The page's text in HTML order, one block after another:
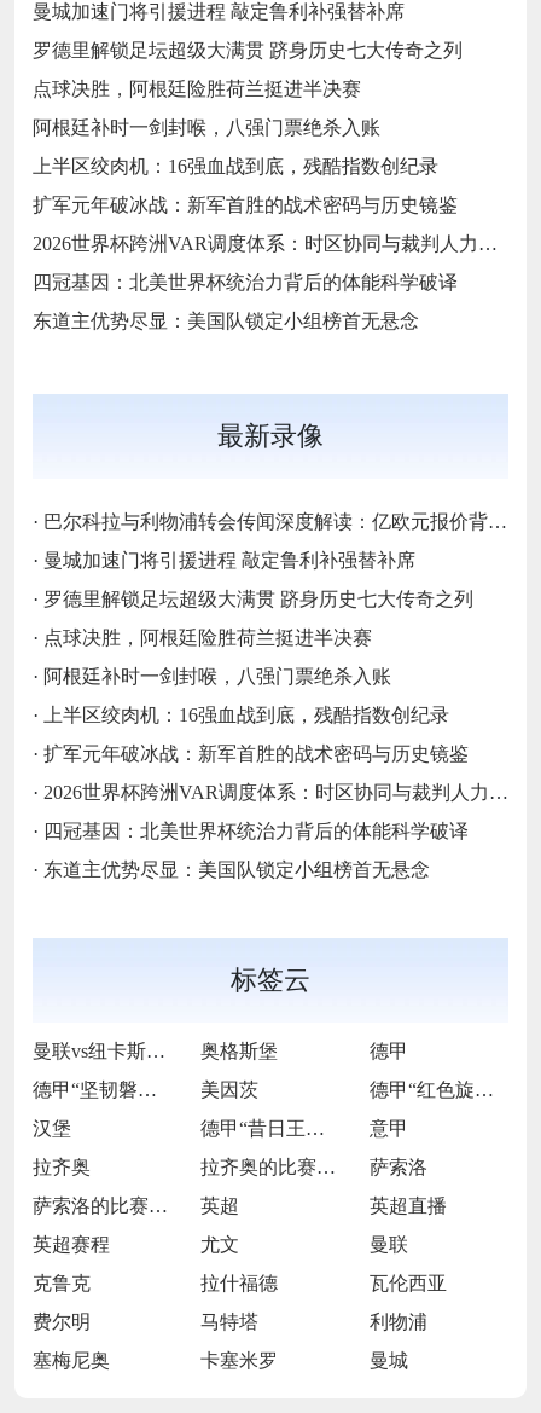
曼城加速门将引援进程 敲定鲁利补强替补席
罗德里解锁足坛超级大满贯 跻身历史七大传奇之列
点球决胜，阿根廷险胜荷兰挺进半决赛
阿根廷补时一剑封喉，八强门票绝杀入账
上半区绞肉机：16强血战到底，残酷指数创纪录
扩军元年破冰战：新军首胜的战术密码与历史镜鉴
2026世界杯跨洲VAR调度体系：时区协同与裁判人力配置优化策略
四冠基因：北美世界杯统治力背后的体能科学破译
东道主优势尽显：美国队锁定小组榜首无悬念
最新录像
· 巴尔科拉与利物浦转会传闻深度解读：亿欧元报价背后的战略博弈与市场逻辑‌
· 曼城加速门将引援进程 敲定鲁利补强替补席
· 罗德里解锁足坛超级大满贯 跻身历史七大传奇之列
· 点球决胜，阿根廷险胜荷兰挺进半决赛
· 阿根廷补时一剑封喉，八强门票绝杀入账
·
上半区绞肉机：16强血战到底，残酷指数创纪录
· 扩军元年破冰战：新军首胜的战术密码与历史镜鉴
· 2026世界杯跨洲VAR调度体系：时区协同与裁判人力配置优化策略
· 四冠基因：北美世界杯统治力背后的体能科学破译
· 东道主优势尽显：美国队锁定小组榜首无悬念
标签云
曼联vs纽卡斯尔联 奥格斯堡
德甲
德甲“坚韧磐石”的逆袭逐光之旅
美因茨
德甲“红色旋风”的激情逐梦征途
汉堡
德甲“昔日王者”的跌宕复兴长卷
意甲
拉齐奥
拉齐奥的比赛之路
萨索洛
萨索洛的比赛之路
英超
英超直播
英超赛程
尤文
曼联
克鲁克
拉什福德
瓦伦西亚
费尔明
马特塔
利物浦
塞梅尼奥
卡塞米罗 曼城